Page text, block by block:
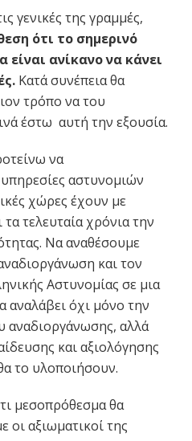
γενικές της γραμμές,
ότι το σημερινό
ανίκανο να κάνει
Κατά συνέπεια θα
τρόπο να του
έστω ­ αυτή την εξουσία.
να
αστυνομιών
χώρες έχουν με
τα τελευταία χρόνια την
Να αναθέσουμε
και τον
Αστυνομίας σε μια
αναλάβει όχι μόνο την
αναδιοργάνωσης, αλλά
και αξιολόγησης
το υλοποιήσουν.
μεσοπρόθεσμα θα
οι αξιωματικοί της